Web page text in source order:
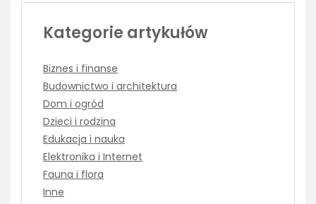
Kategorie artykułów
Biznes i finanse
Budownictwo i architektura
Dom i ogród
Dzieci i rodzina
Edukacja i nauka
Elektronika i Internet
Fauna i flora
Inne